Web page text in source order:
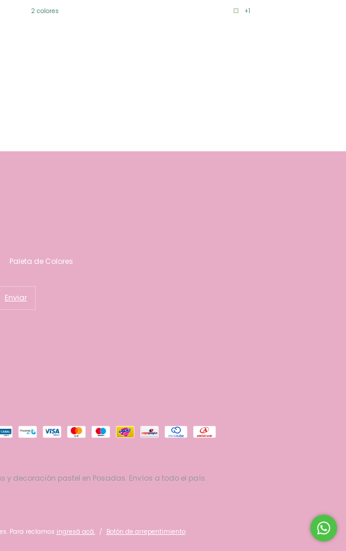
2 colores
+1
Paleta de Colores
y decoración pastel en Posadas. Envíos a todo el país.
Para reclamos ingresá acá. / Botón de arrepentimiento